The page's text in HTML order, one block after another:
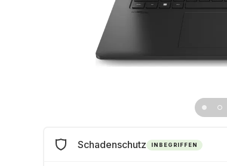
Schadenschutz INBEGRIFFEN